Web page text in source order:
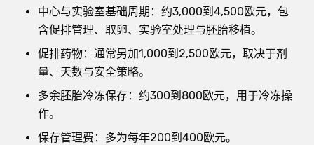
中心与实验室基础周期：约3,000到4,500欧元，包
含促排管理、取卵、实验室处理与胚胎移植。
促排药物：通常另加1,000到2,500欧元，取决于剂
量、天数与安全策略。
多余胚胎冷冻保存：约300到800欧元，用于冷冻操
作。
保存管理费：多为每年200到400欧元。